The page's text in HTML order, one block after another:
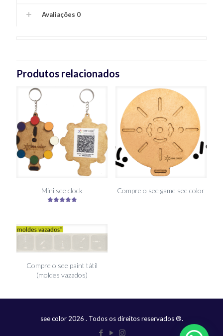
Avaliações 0
Produtos relacionados
Mini see clock Compre o see game see color
Compre o see paint tátil
(moldes vazados)
see color 2026 . Todos os direitos reservados ®.